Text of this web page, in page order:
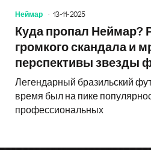
Неймар 13-11-2025
Куда пропал Неймар?
громкого скандала и
перспективы звезды
Легендарный бразильский
время был на пике
профессиональных